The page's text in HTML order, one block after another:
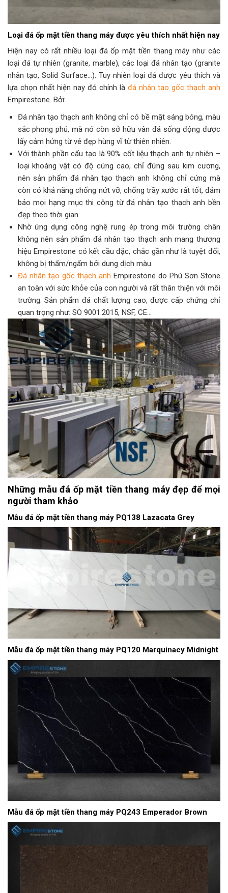
Loại đá ốp mặt tiền thang máy được yêu thích nhất hiện nay
Hiện nay có rất nhiều loại đá ốp mặt tiền thang máy như các
loại đá tự nhiên (granite, marble), các loại đá nhân tạo (granite
nhân tạo, Solid Surface…). Tuy nhiên loại đá được yêu thích và
lựa chọn nhất hiện nay đó chính là đá nhân tạo gốc thạch anh
Empirestone. Bởi:
Đá nhân tạo thạch anh không chỉ có bề mặt sáng bóng, màu
sắc phong phú, mà nó còn sở hữu vân đá sống động được
lấy cảm hứng từ vẻ đẹp hùng vĩ từ thiên nhiên.
Với thành phần cấu tạo là 90% cốt liệu thạch anh tự nhiên –
loại khoáng vật có độ cứng cao, chỉ đứng sau kim cương,
nên sản phẩm đá nhân tạo thạch anh không chỉ cứng mà
còn có khả năng chống nứt vỡ, chống trầy xước rất tốt, đảm
bảo mọi hạng mục thi công từ đá nhân tạo thạch anh bền
đẹp theo thời gian.
Nhờ ứng dụng công nghệ rung ép trong môi trường chân
không nên sản phẩm đá nhân tạo thạch anh mang thương
hiệu Empirestone có kết cầu đặc, chắc gần như là tuyệt đối,
không bị thấm/ngấm bởi dung dịch màu.
Đá nhân tạo gốc thạch anh Empirestone do Phú Sơn Stone
an toàn với sức khỏe của con người và rất thân thiện với môi
trường. Sản phẩm đá chất lượng cao, được cấp chứng chỉ
quan trọng như: SO 9001:2015, NSF, CE…
Những mẫu đá ốp mặt tiền thang máy đẹp để mọi
người tham khảo
Mẫu đá ốp mặt tiền thang máy PQ138 Lazacata Grey
Mẫu đá ốp mặt tiền thang máy PQ120 Marquinacy Midnight
Mẫu đá ốp mặt tiền thang máy PQ243 Emperador Brown